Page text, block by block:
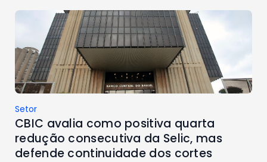
Setor
CBIC avalia como positiva quarta
redução consecutiva da Selic, mas
defende continuidade dos cortes